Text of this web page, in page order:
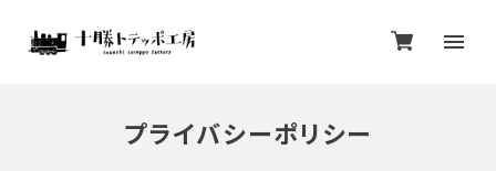
プライバシーポリシー